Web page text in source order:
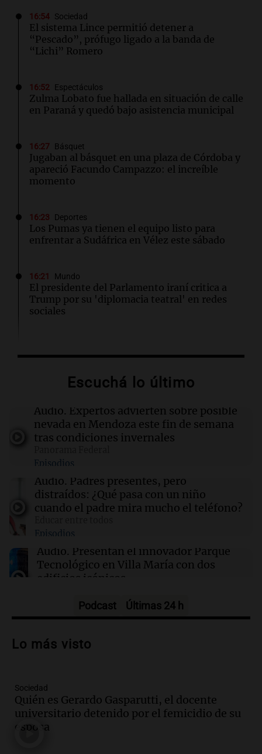
16:54 Sociedad
El sistema Lince permitió detener a
“Pescado”, prófugo ligado a la banda de
“Lichi” Romero
16:52 Espectáculos
Zulma Lobato fue hallada en situación de calle
en Paraná y quedó bajo asistencia municipal
16:27 Básquet
Jugaban al básquet en una plaza de Córdoba y
apareció Facundo Campazzo: el increíble
momento
16:23 Deportes
Los Pumas ya tienen el equipo listo para
enfrentar a Sudáfrica en Vélez este sábado
16:21 Mundo
El presidente del Parlamento iraní critica a
Trump por su 'diplomacia teatral' en redes
sociales
"Difundan el milagro": el recuerdo de una
Boca Juniors
Boca confirmó cuándo llegará al país el
ecuatoriano Enner Valencia
16:06 Mundo
Crisis sanitaria en Cisjordania: las políticas
israelíes afectan gravemente el acceso a la
salud
16:02 Mundo
Las primarias de Tennessee marcan el debut
de un controvertido mapa parlamentario que
Escuchá lo último
Audio. Expertos advierten sobre posible
nevada en Mendoza este fin de semana
tras condiciones invernales
Episodios
Audio. Padres presentes, pero
distraídos: ¿Qué pasa con un niño
cuando el padre mira mucho el teléfono?
Episodios
Audio. Presentan el innovador Parque
Tecnológico en Villa María con dos
edificios icónicos
Audio.Polémica en el fútbol argentino:
controvertidos
Audio.
para modificar proyecto de propiedad
privada en el Senado Nacional
Panorama Federal
Podcast Últimas 24 h
Lo más visto
Sociedad
Quién es Gerardo Gasparutti, el docente
universitario detenido por el femicidio de su
esposa